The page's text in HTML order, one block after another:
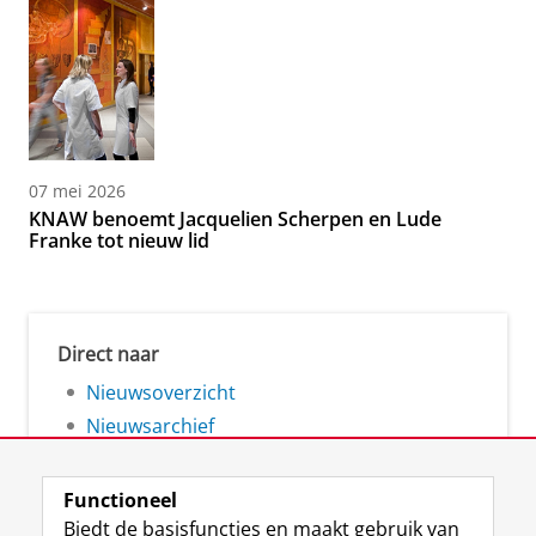
07 mei 2026
KNAW benoemt Jacquelien Scherpen en Lude
Franke tot nieuw lid
Direct naar
Nieuwsoverzicht
Nieuwsarchief
Functioneel
Biedt de basisfuncties en maakt gebruik van